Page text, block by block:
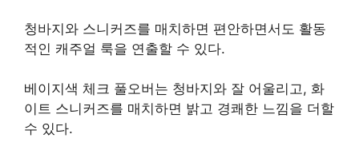
청바지와 스니커즈를 매치하면 편안하면서도 활동
적인 캐주얼 룩을 연출할 수 있다.
베이지색 체크 풀오버는 청바지와 잘 어울리고, 화
이트 스니커즈를 매치하면 밝고 경쾌한 느낌을 더할
수 있다.